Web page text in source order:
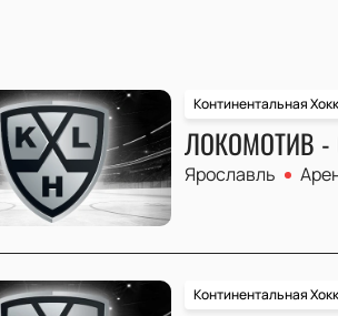
Континентальная
ЛОКОМОТИВ -
Ярославль
Континентальная